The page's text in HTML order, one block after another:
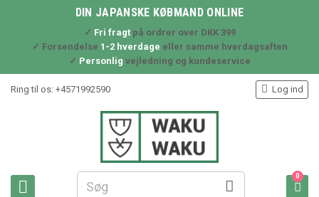
DIN JAPANSKE KØBMAND ONLINE
✓ Fri fragtpå ordrer over DKK 399
✓ Forsendelse 1-2 hverdage eller samme hverdagsaften
✓ Personlig vejledning og kundeservice
Ring til os: +4571992590
 
 Log ind

0